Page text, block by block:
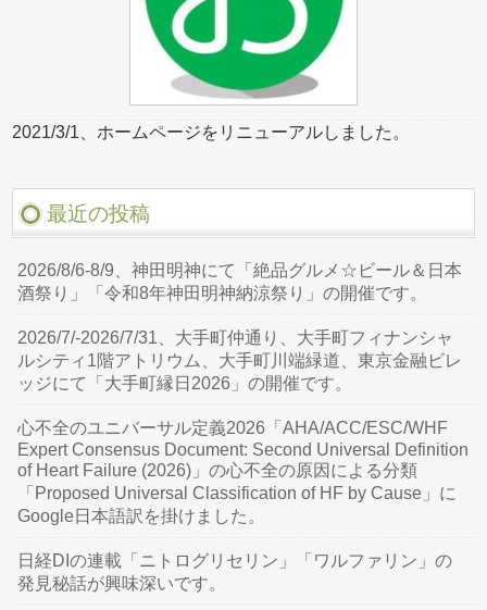
2021/3/1、ホームページをリニューアルしました。
最近の投稿
2026/8/6-8/9、神田明神にて「絶品グルメ☆ビール＆日本
酒祭り」「令和8年神田明神納涼祭り」の開催です。
2026/7/-2026/7/31、大手町仲通り、大手町フィナンシャ
ルシティ1階アトリウム、大手町川端緑道、東京金融ビレ
ッジにて「大手町縁日2026」の開催です。
心不全のユニバーサル定義2026「AHA/ACC/ESC/WHF
Expert Consensus Document: Second Universal Definition
of Heart Failure (2026)」の心不全の原因による分類
「Proposed Universal Classification of HF by Cause」に
Google日本語訳を掛けました。
日経DIの連載「ニトログリセリン」「ワルファリン」の
発見秘話が興味深いです。